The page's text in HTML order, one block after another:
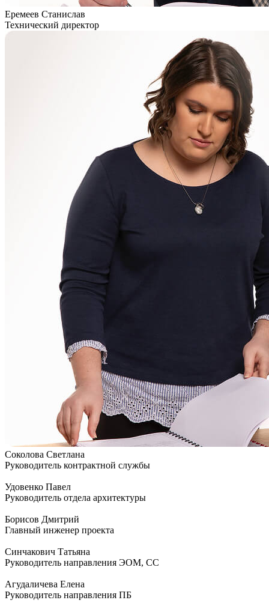
Еремеев Станислав
Технический директор
Соколова Светлана
Руководитель контрактной службы
Удовенко Павел
Руководитель отдела архитектуры
Борисов Дмитрий
Главный инженер проекта
Синчакович Татьяна
Руководитель направления ЭОМ, СС
Агудаличева Елена
Руководитель направления ПБ